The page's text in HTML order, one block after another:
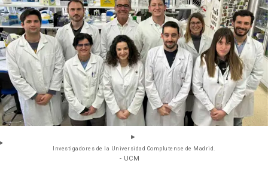
Investigadores de la Universidad Complutense de Madrid.
- UCM